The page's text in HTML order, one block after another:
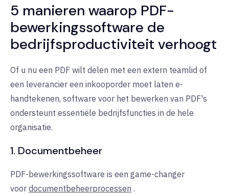
5 manieren waarop PDF-
bewerkingssoftware de
bedrijfsproductiviteit verhoogt
Of u nu een PDF wilt delen met een extern teamlid of
een leverancier een inkooporder moet laten e-
handtekenen, software voor het bewerken van PDF's
ondersteunt essentiële bedrijfsfuncties in de hele
organisatie.
1. Documentbeheer
PDF-bewerkingssoftware is een game-changer
voor documentbeheerprocessen .